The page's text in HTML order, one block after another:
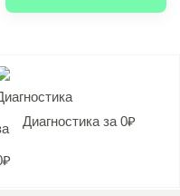
Диагностика за 0₽